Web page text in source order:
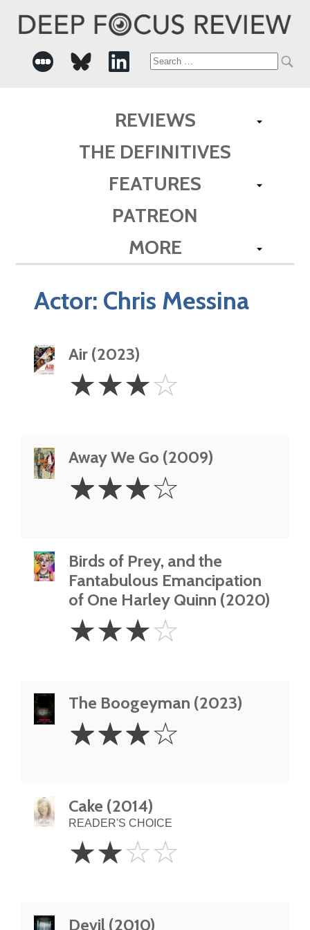
Search
REVIEWS
THE DEFINITIVES
FEATURES
PATREON
MORE
Actor: Chris Messina
Air (2023)
Stars
☆☆☆☆
Away We Go (2009)
Stars
☆☆☆☆
Birds of Prey, and the
Fantabulous Emancipation
of One Harley Quinn (2020)
Stars
☆☆☆☆
The Boogeyman (2023)
Stars
☆☆☆☆
Cake (2014)
READER'S CHOICE
Stars
☆☆☆☆
Devil (2010)